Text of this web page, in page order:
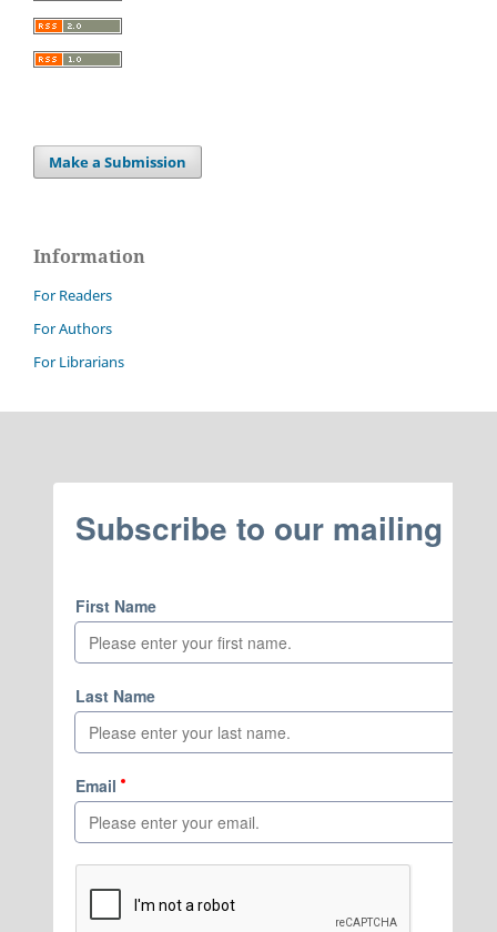
Make a Submission
Information
For Readers
For Authors
For Librarians